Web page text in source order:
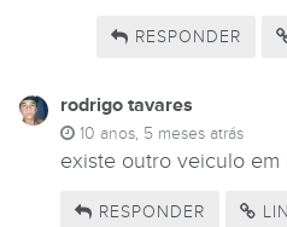
RESPONDER
rodrigo tavares
10 anos, 5 meses atrás
existe outro veiculo em
RESPONDER